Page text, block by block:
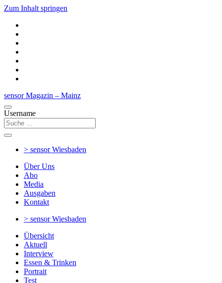
Zum Inhalt springen
sensor Magazin – Mainz
Username
> sensorWiesbaden
Über Uns
Abo
Media
Ausgaben
Kontakt
> sensorWiesbaden
Übersicht
Aktuell
Interview
Essen & Trinken
Portrait
Test